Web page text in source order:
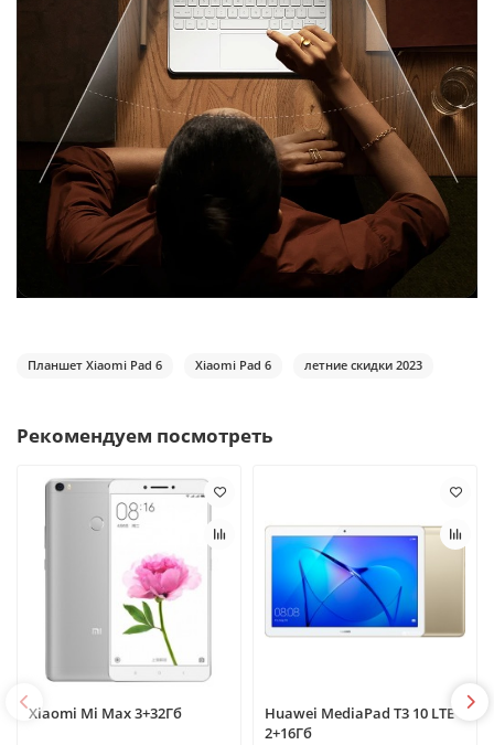
Планшет Xiaomi Pad 6 Xiaomi Pad 6 летние скидки 2023
Рекомендуем посмотреть
Xiaomi Mi Max 3+32Гб
Huawei MediaPad T3 10 LTE
2+16Гб